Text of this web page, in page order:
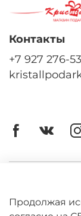
Оферта
Контакты
+7 927 276-
Продолжая